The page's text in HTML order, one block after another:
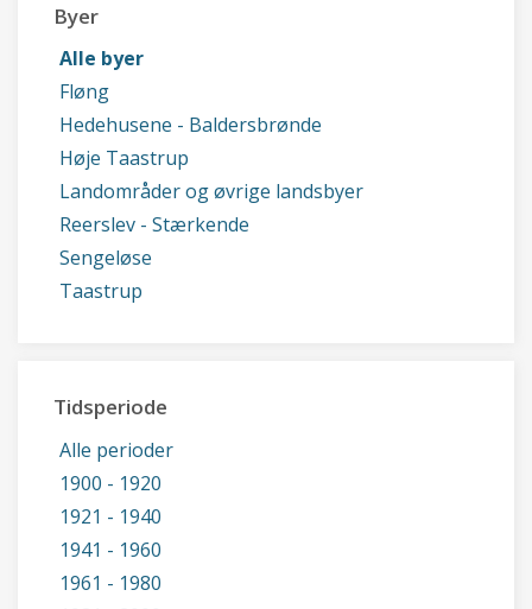
Byer
Alle byer
Fløng
Hedehusene - Baldersbrønde
Høje Taastrup
Landområder og øvrige landsbyer
Reerslev - Stærkende
Sengeløse
Taastrup
Tidsperiode
Alle perioder
1900 - 1920
1921 - 1940
1941 - 1960
1961 - 1980